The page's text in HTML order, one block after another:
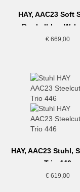
HAY, AAC23 Soft
Dunkelblau-
€669,00
HAY, AAC23 Stuhl,
Trio 446
€619,00